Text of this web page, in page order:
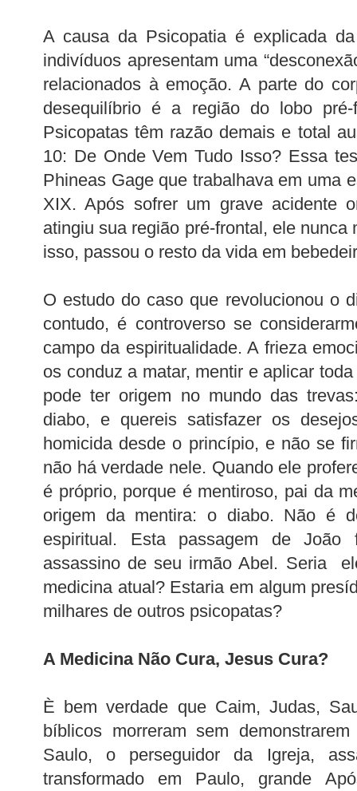
A causa da Psicopatia é explicada
indivíduos apresentam uma
relacionados à emoção. A parte do
desequilíbrio é a região do lobo
Psicopatas têm razão demais e total
10: De Onde Vem Tudo Isso? Essa
Phineas Gage que trabalhava em uma
XIX. Após sofrer um grave acidente
atingiu sua região pré-frontal, ele nunca
isso, passou o resto da vida em
O estudo do caso que revolucionou o
contudo, é controverso se
campo da espiritualidade. A frieza
os conduz a matar, mentir e aplicar
pode ter origem no mundo das
diabo, e quereis satisfazer os
homicida desde o princípio, e não se
não há verdade nele. Quando ele
é próprio, porque é mentiroso, pai da
origem da mentira: o diabo. Não é
espiritual. Esta passagem de João
assassino de seu irmão Abel. Seria
medicina atual? Estaria em algum
milhares de outros psicopatas?
A Medicina Não Cura, Jesus Cura?
È bem verdade que Caim, Judas,
bíblicos morreram sem
Saulo, o perseguidor da Igreja,
transformado em Paulo, grande